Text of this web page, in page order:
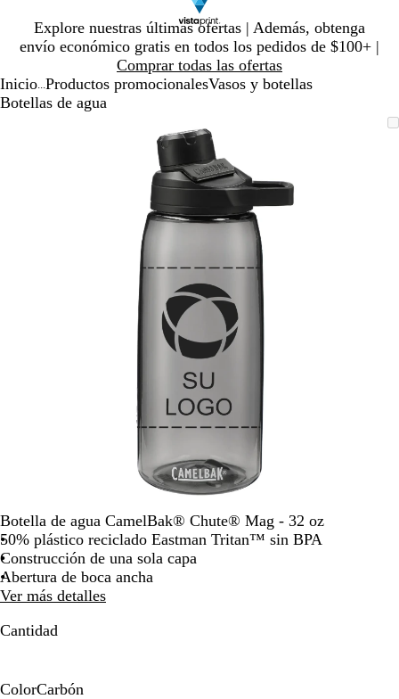
Explore nuestras últimas ofertas | Además, obtenga
envío económico gratis en todos los pedidos de $100+ |
Comprar todas las ofertas
Diapositiva
1
Inicio Productos promocionalesVasos y botellas
Botellas de agua
ampliable
con
zoom
al
mínimo
clic
para
expandir
la
tecla
de
más
(+)
(-)
para
acercar/alejar
zoom
y
las
teclas
de
flechas
para
arrastrar
Botella de agua CamelBak® Chute® Mag - 32 oz
50% plástico reciclado Eastman Tritan™ sin BPA
Construcción de una sola capa
Abertura de boca ancha
Ver más detalles
Cantidad
ColorCarbón